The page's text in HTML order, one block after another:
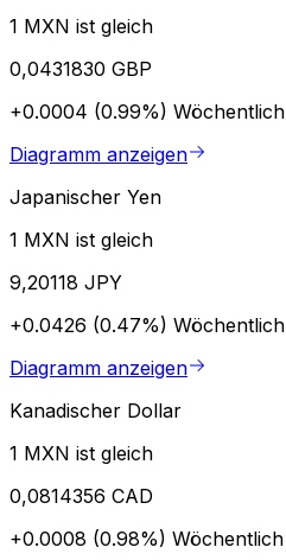
1 MXN ist gleich
0,0431830 GBP
+0.0004 (0.99%) Wöchentlich
Diagramm anzeigen
Japanischer Yen
1 MXN ist gleich
9,20118 JPY
+0.0426 (0.47%) Wöchentlich
Diagramm anzeigen
Kanadischer Dollar
1 MXN ist gleich
0,0814356 CAD
+0.0008 (0.98%) Wöchentlich